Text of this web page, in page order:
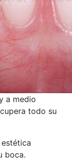
a medio
todo su
boca.